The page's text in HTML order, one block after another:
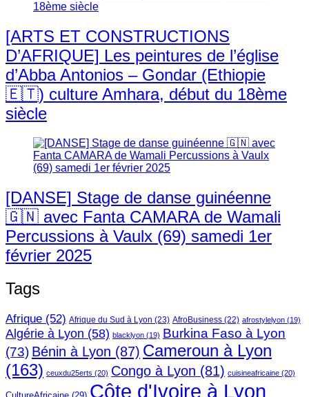
[ARTS ET CONSTRUCTIONS
D’AFRIQUE] Les peintures de l’église
d’Abba Antonios – Gondar (Ethiopie
🇪🇹) culture Amhara, début du 18ème
siècle
[DANSE] Stage de danse guinéenne
🇬🇳 avec Fanta CAMARA de Wamali
Percussions à Vaulx (69) samedi 1er
février 2025
Tags
Afrique (52) Afrique du Sud à Lyon (23) AfroBusiness (22) afrostylelyon (19)
Algérie à Lyon (58) blacklyon (19) Burkina Faso à Lyon
(73) Bénin à Lyon (87) Cameroun à Lyon
(163) ceuxdu25erts (20) Congo à Lyon (81) cuisineafricaine (20)
Côte d'Ivoire à Lyon